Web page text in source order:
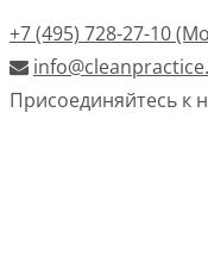
+7 (495) 728-27-10
Присоединяйтесь к